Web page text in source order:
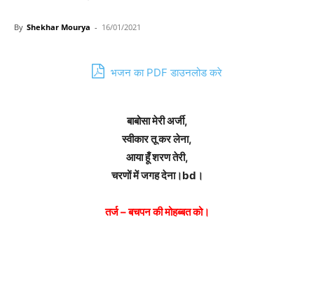
By Shekhar Mourya - 16/01/2021
भजन का PDF डाउनलोड करे
बाबोसा मेरी अर्जी,
स्वीकार तू कर लेना,
आया हूँ शरण तेरी,
चरणों में जगह देना।bd।
तर्ज – बचपन की मोहब्बत को।